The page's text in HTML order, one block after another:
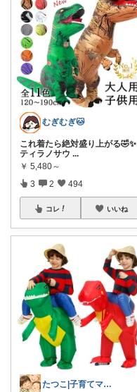
むぎむぎ🐱
これ着たら絶対盛り上がる🤣✨
ティラノサウ ...
￥ 5,480～
3 2 494
コレ いいね
たつこ|子育てママ目線ROOM